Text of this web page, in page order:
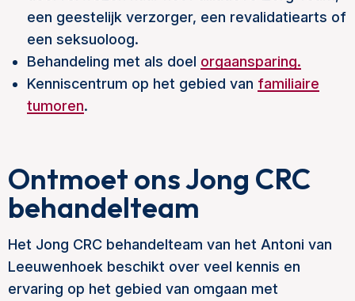
een geestelijk verzorger, een revalidatiearts of
een seksuoloog.
Behandeling met als doel orgaansparing.
Kenniscentrum op het gebied van familiaire
tumoren.
Ontmoet ons Jong CRC
behandelteam
Het Jong CRC behandelteam van het Antoni van
Leeuwenhoek beschikt over veel kennis en
ervaring op het gebied van omgaan met